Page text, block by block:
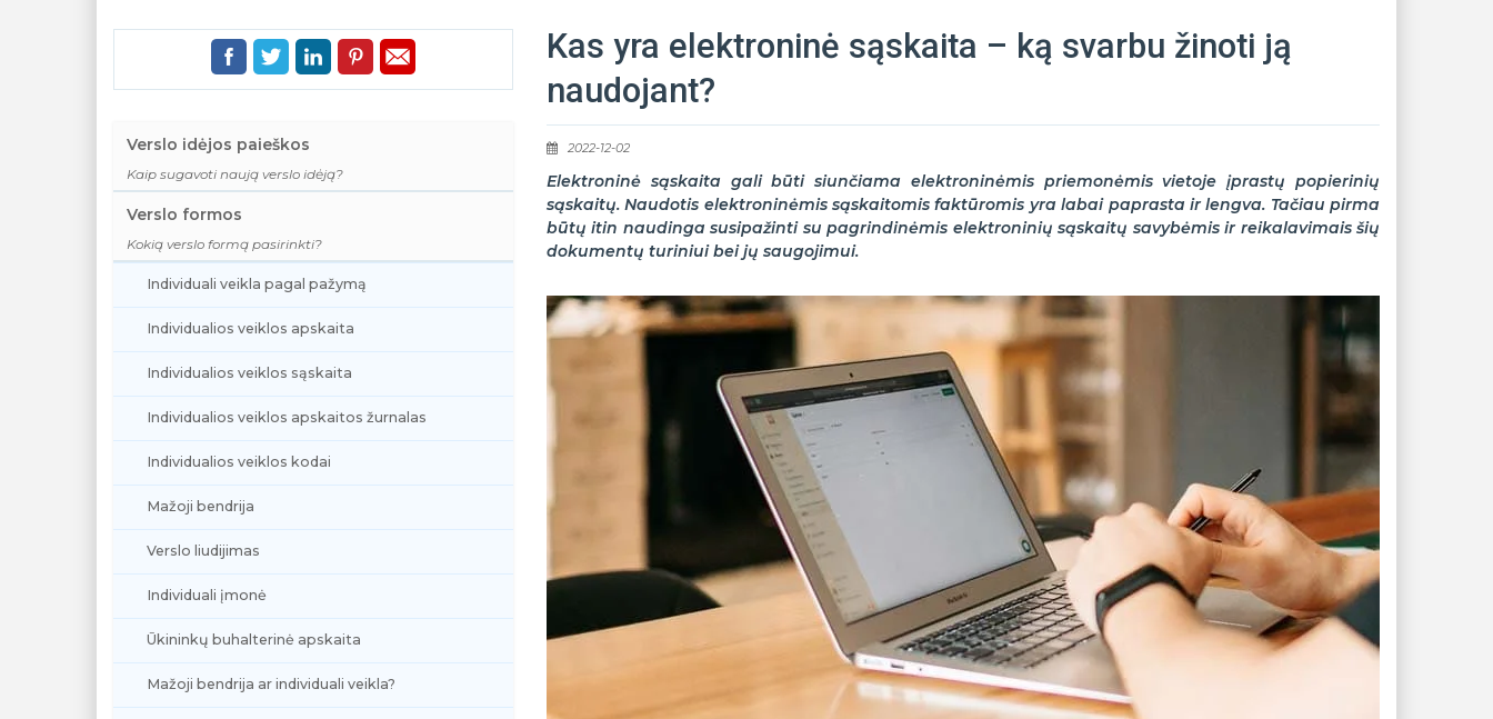
Kas yra elektroninė sąskaita – ką svarbu žinoti ją
naudojant?
2022-12-02
Elektroninė sąskaita gali būti siunčiama elektroninėmis priemonėmis vietoje įprastų popierinių
sąskaitų. Naudotis elektroninėmis sąskaitomis faktūromis yra labai paprasta ir lengva. Tačiau pirma
būtų itin naudinga susipažinti su pagrindinėmis elektroninių sąskaitų savybėmis ir reikalavimais šių
dokumentų turiniui bei jų saugojimui.
Verslo idėjos paieškos
Kaip sugavoti naują verslo idėją?
Verslo formos
Kokią verslo formą pasirinkti?
Individuali veikla pagal pažymą
Individualios veiklos apskaita
Individualios veiklos sąskaita
Individualios veiklos apskaitos žurnalas
Individualios veiklos kodai
Mažoji bendrija
Verslo liudijimas
Individuali įmonė
Ūkininkų buhalterinė apskaita
Mažoji bendrija ar individuali veikla?